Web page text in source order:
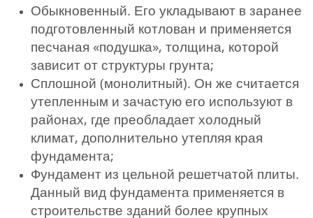
Обыкновенный. Его укладывают в заранее
подготовленный котлован и применяется
песчаная «подушка», толщина, которой
зависит от структуры грунта;
Сплошной (монолитный). Он же считается
утепленным и зачастую его используют в
районах, где преобладает холодный
климат, дополнительно утепляя края
фундамента;
Фундамент из цельной решетчатой плиты.
Данный вид фундамента применяется в
строительстве зданий более крупных